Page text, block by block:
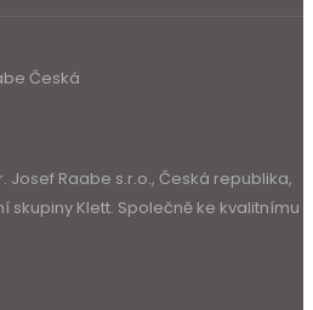
Česká
Josef Raabe s.r.o., Česká republika,
skupiny Klett. Společně ke kvalitnímu